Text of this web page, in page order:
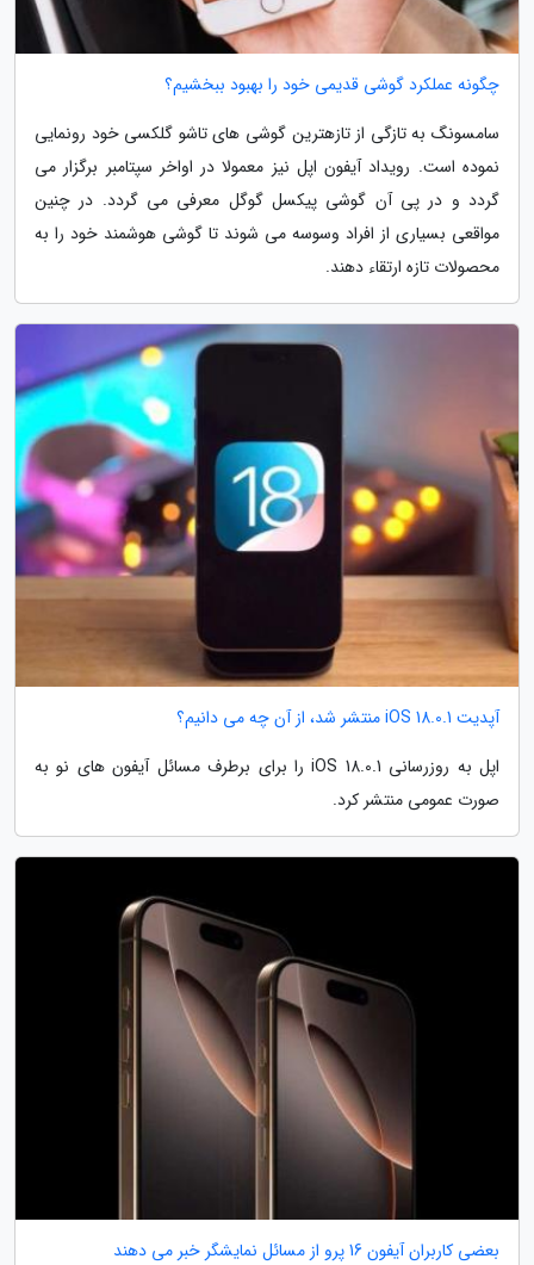
چگونه عملکرد گوشی قدیمی خود را بهبود ببخشیم؟
سامسونگ به تازگی از تازهترین گوشی های تاشو گلکسی خود رونمایی
نموده است. رویداد آیفون اپل نیز معمولا در اواخر سپتامبر برگزار می
گردد و در پی آن گوشی پیکسل گوگل معرفی می گردد. در چنین
مواقعی بسیاری از افراد وسوسه می شوند تا گوشی هوشمند خود را به
محصولات تازه ارتقاء دهند.
آپدیت iOS 18.0.1 منتشر شد، از آن چه می دانیم؟
اپل به روزرسانی iOS 18.0.1 را برای برطرف مسائل آیفون های نو به
صورت عمومی منتشر کرد.
بعضی کاربران آیفون 16 پرو از مسائل نمایشگر خبر می دهند